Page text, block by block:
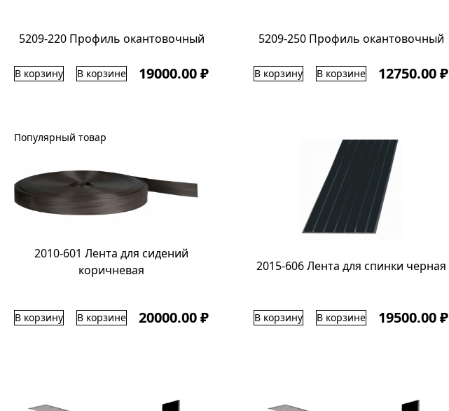
5209-220 Профиль окантовочный
В корзину В корзине 19000.00 ₽
5209-250 Профиль окантовочный
В корзину В корзине 12750.00 ₽
Популярный товар
2010-601 Лента для сидений
коричневая
В корзину В корзине 20000.00 ₽
2015-606 Лента для спинки черная
В корзину В корзине 19500.00 ₽